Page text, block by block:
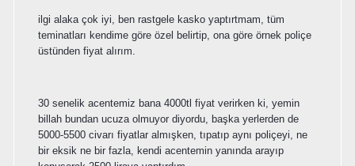
ilgi alaka çok iyi, ben rastgele kasko yaptırtmam, tüm
teminatları kendime göre özel belirtip, ona göre örnek poliçe
üstünden fiyat alırım.
30 senelik acentemiz bana 4000tl fiyat verirken ki, yemin
billah bundan ucuza olmuyor diyordu, başka yerlerden de
5000-5500 civarı fiyatlar almışken, tıpatıp aynı poliçeyi, ne
bir eksik ne bir fazla, kendi acentemin yanında arayıp